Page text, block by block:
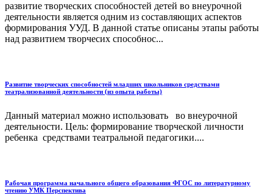
развитие творческих способностей детей во внеурочной
деятельности является одним из составляющих аспектов
формирования УУД. В данной статье описаны этапы работы
над развитием творчесих способнос...
Развитие творческих способностей младших школьников средствами
театрализованной деятельности (из опыта работы)
Данный материал можно использовать во внеурочной
деятельности. Цель: формирование творческой личности
ребенка средствами театральной педагогики....
Рабочая программа начального общего образования ФГОС по литературному
чтению УМК Перспектива